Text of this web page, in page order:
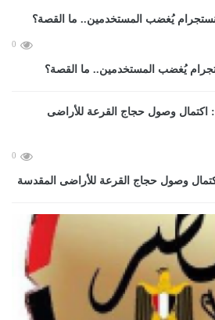
0
يُغضب المستخدمين.. ما القصة؟
0
وصول حجاج القرعة للأراضى المقدسة